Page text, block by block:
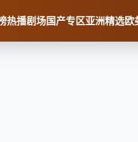
热播剧场国产专区亚洲精选欧